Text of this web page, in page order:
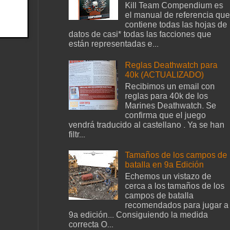
Kill Team Compendium es
el manual de referencia que
contiene todas las hojas de
datos de casi* todas las facciones que
están representadas e...
Reglas Deathwatch para
40k (ACTUALIZADO)
Recibimos un email con
reglas para 40k de los
Marines Deathwatch. Se
confirma que el juego
vendrá traducido al castellano . Ya se han
filtr...
Tamaños de los campos de
batalla en 9a Edición
Echemos un vistazo de
cerca a los tamaños de los
campos de batalla
recomendados para jugar a
9a edición... Consiguiendo la medida
correcta O...